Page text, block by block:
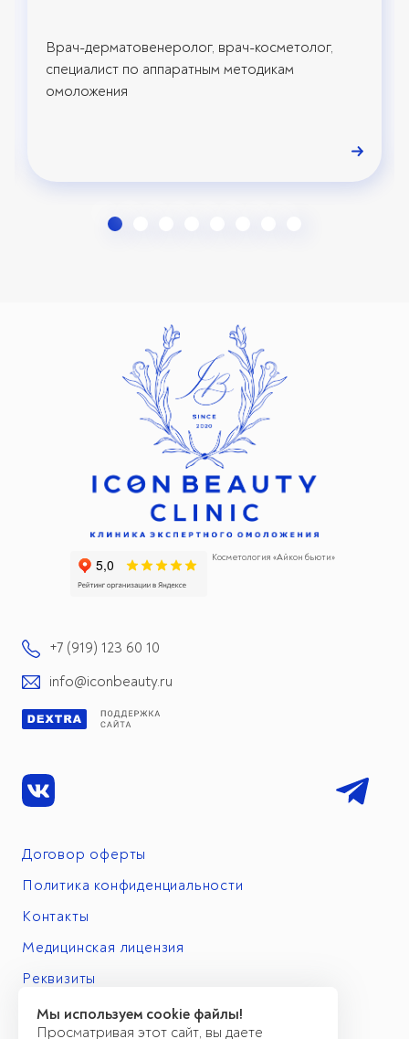
Врач-дерматовенеролог, врач-косметолог,
специалист по аппаратным методикам
омоложения
Договор оферты
Политика конфиденциальности
Контакты
Медицинская лицензия
Реквизиты
Косметология «Айкон бьюти»
+7 (919) 123 60 10
info@iconbeauty.ru
Мы используем cookie файлы!
Просматривая этот сайт, вы даете